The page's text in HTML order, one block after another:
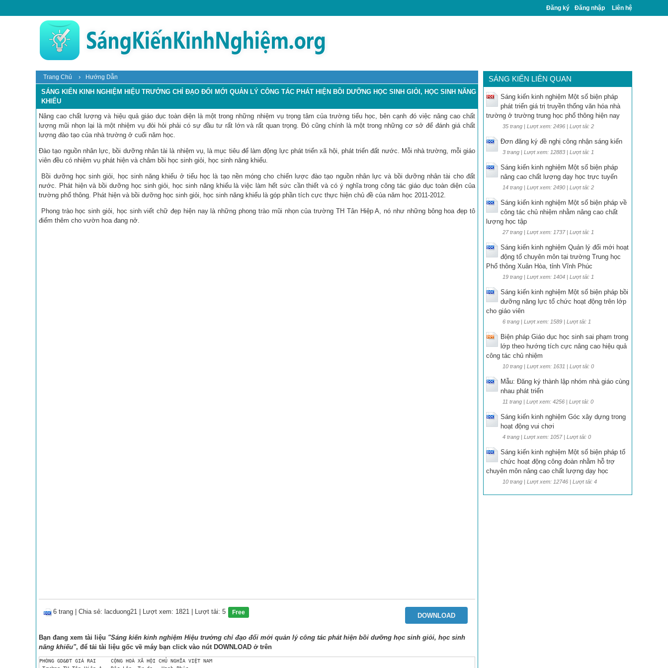
Đăng ký Đăng nhập Liên hệ
Trang Chủ › Hướng Dẫn
SÁNG KIẾN KINH NGHIỆM HIỆU TRƯỞNG CHỈ ĐẠO ĐỔI MỚI QUẢN LÝ CÔNG TÁC PHÁT HIỆN BỒI DƯỠNG HỌC SINH GIỎI, HỌC SINH NĂNG
KHIẾU
Nâng cao chất lượng và hiệu quả giáo dục toàn diện là một trong những nhiệm vụ trọng tâm của trường tiểu học, bên cạnh đó việc nâng cao chất
lượng mũi nhọn lại là một nhiệm vụ đòi hỏi phải có sự đầu tư rất lớn và rất quan trọng. Đó cũng chính là một trong những cơ sở để đánh giá chất
lượng đào tạo của nhà trường ở cuối năm học.
Đào tạo nguồn nhân lực, bồi dưỡng nhân tài là nhiệm vụ, là mục tiêu để làm động lực phát triển xã hội, phát triển đất nước. Mỗi nhà trường, mỗi giáo
viên đều có nhiệm vụ phát hiện và châm bồi học sinh giỏi, học sinh năng khiếu.
Bồi dưỡng học sinh giỏi, học sinh năng khiếu ở tiểu học là tạo nền móng cho chiến lược đào tạo nguồn nhân lực và bồi dưỡng nhân tài cho đất
nước. Phát hiện và bồi dưỡng học sinh giỏi, học sinh năng khiếu là việc làm hết sức cần thiết và có ý nghĩa trong công tác giáo dục toàn diện của
trường phổ thông. Phát hiện và bồi dưỡng học sinh giỏi, học sinh năng khiếu là góp phần tích cực thực hiện chủ đề của năm học 2011-2012.
Phong trào học sinh giỏi, học sinh viết chữ đẹp hiện nay là những phong trào mũi nhọn của trường TH Tân Hiệp A, nó như những bông hoa đẹp tô
điểm thêm cho vườn hoa đang nở.
6 trang Chia sẻ: lacduong21 | Lượt xem: 1821 | Lượt tải: 5 Free DOWNLOAD
Bạn đang xem tài liệu "Sáng kiến kinh nghiệm Hiệu trưởng chỉ đạo đổi mới quản lý công tác phát hiện bồi dưỡng học sinh giỏi, học sinh
năng khiếu", để tải tài liệu gốc về máy bạn click vào nút DOWNLOAD ở trên
PHÒNG GD&ĐT GIÁ RAI	CỘNG HOÀ XÃ HỘI CHỦ NGHĨA VIỆT NAM
SÁNG KIẾN LIÊN QUAN
Sáng kiến kinh nghiệm Một số biện pháp
phát triển giá trị truyền thống văn hóa nhà
trường ở trường trung học phổ thông hiện nay
35 trang | Lượt xem: 2496 | Lượt tải: 2
Đơn đăng ký đề nghị công nhận sáng kiến
3 trang | Lượt xem: 12883 | Lượt tải: 1
Sáng kiến kinh nghiệm Một số biện pháp
nâng cao chất lượng dạy học trực tuyến
14 trang | Lượt xem: 2490 | Lượt tải: 2
Sáng kiến kinh nghiệm Một số biện pháp về
công tác chủ nhiệm nhằm nâng cao chất
lượng học tập
27 trang | Lượt xem: 1737 | Lượt tải: 1
Sáng kiến kinh nghiệm Quản lý đổi mới hoạt
động tổ chuyên môn tại trường Trung học
Phổ thông Xuân Hòa, tỉnh Vĩnh Phúc
19 trang | Lượt xem: 1404 | Lượt tải: 1
Sáng kiến kinh nghiệm Một số biện pháp bồi
dưỡng năng lực tổ chức hoạt động trên lớp
cho giáo viên
6 trang | Lượt xem: 1589 | Lượt tải: 1
Biện pháp Giáo dục học sinh sai phạm trong
lớp theo hướng tích cực nâng cao hiệu quả
công tác chủ nhiệm
10 trang | Lượt xem: 1631 | Lượt tải: 0
Mẫu: Đăng ký thành lập nhóm nhà giáo cùng
nhau phát triển
11 trang | Lượt xem: 4256 | Lượt tải: 0
Sáng kiến kinh nghiệm Góc xây dựng trong
hoạt động vui chơi
4 trang | Lượt xem: 1057 | Lượt tải: 0
Sáng kiến kinh nghiệm Một số biện pháp tổ
chức hoạt động công đoàn nhằm hỗ trợ
chuyên môn nâng cao chất lượng dạy học
10 trang | Lượt xem: 12746 | Lượt tải: 4